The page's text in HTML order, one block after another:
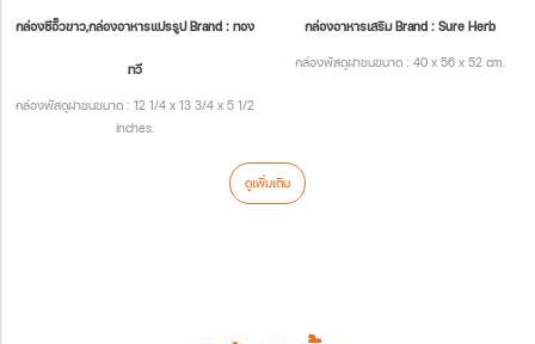
กล่องซีอิ๊วขาว,กล่องอาหารแปรรูป Brand : ทอง
ทวี
กล่องพัสดุฝาชนขนาด : 12 1/4 x 13 3/4 x 5 1/2
inches.
กล่องอาหารเสริม Brand : Sure Herb
กล่องพัสดุฝาชนขนาด : 40 x 56 x 52 cm.
ดูเพิ่มเติม